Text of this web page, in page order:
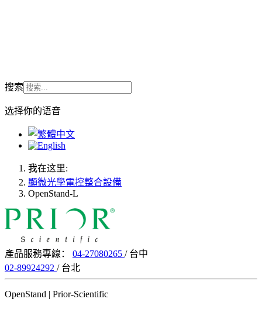
搜索
选择你的语音
我在这里:
顯微光學電控整合設備
OpenStand-L
產品服務專線： 04-27080265 / 台中
02-89924292 / 台北
OpenStand | Prior-Scientific